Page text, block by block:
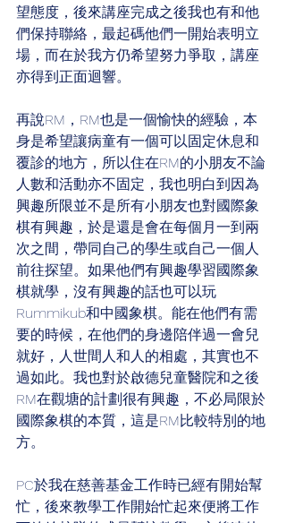
望態度，後來講座完成之後我也有和他
們保持聯絡，最起碼他們一開始表明立
場，而在於我方仍希望努力爭取，講座
亦得到正面迴響。
再說RM，RM也是一個愉快的經驗，本
身是希望讓病童有一個可以固定休息和
覆診的地方，所以住在RM的小朋友不論
人數和活動亦不固定，我也明白到因為
興趣所限並不是所有小朋友也對國際象
棋有興趣，於是還是會在每個月一到兩
次之間，帶同自己的學生或自己一個人
前往探望。如果他們有興趣學習國際象
棋就學，沒有興趣的話也可以玩
Rummikub和中國象棋。能在他們有需
要的時候，在他們的身邊陪伴過一會兒
就好，人世間人和人的相處，其實也不
過如此。我也對於啟德兒童醫院和之後
RM在觀塘的計劃很有興趣，不必局限於
國際象棋的本質，這是RM比較特別的地
方。
PC於我在慈善基金工作時已經有開始幫
忙，後來教學工作開始忙起來便將工作